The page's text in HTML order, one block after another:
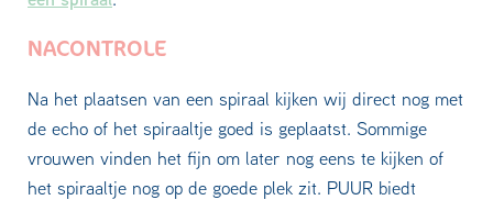
NACONTROLE
Na het plaatsen van een spiraal kijken wij direct nog met
de echo of het spiraaltje goed is geplaatst. Sommige
vrouwen vinden het fijn om later nog eens te kijken of
het spiraaltje nog op de goede plek zit. PUUR biedt